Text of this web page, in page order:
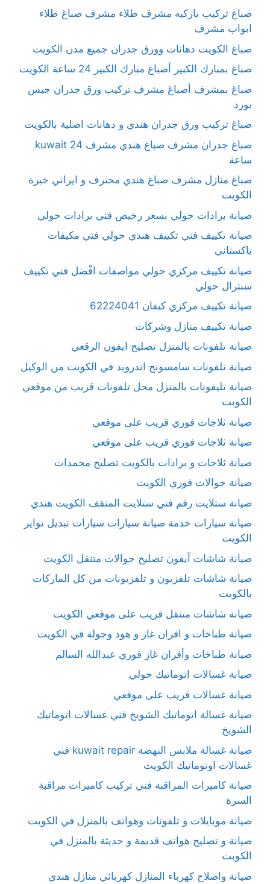
صباع تركيب باركيه مشرف طلاء مشرف صباغ طلاء
ابواب مشرف
صباغ الكويت دهانات وورق جدران جميع مدن الكويت
صباغ بمبارك الكبير أصباغ مبارك الكبير 24 ساعة الكويت
صباغ بمشرف أصباغ مشرف تركيب ورق جدران جبس
بورد
صباغ تركيب ورق جدران هندي و دهانات اصلية بالكويت
صباغ جدران مشرف صباغ هندي مشرف kuwait 24
ساعة
صباغ منازل مشرف صباغ هندي محترف و ايراني خبرة
الكويت
صيانة برادات حولي بسعر رخيص فني برادات حولي
صيانة تكييف فني تكييف هندي حولي فني مكيفات
باكستاني
صيانة تكييف مركزي حولي مواصفات افْضل فني تكييف
سنترال حولي
صيانة تكييف مركزي كيفان 62224041
صيانة تكييف منازل وشركات
صيانة تلفونات بالمنزل تصليح ايفون الرقعي
صيانة تلفونات سامسونج اندرويد في الكويت من الوكيل
صيانة تليفونات بالمنزل محل تلفونات قريب من موقعي
الكويت
صيانة ثلاجات فوري قريب على موقعي
صيانة ثلاجات فوري قريب على موقعي
صيانة ثلاجات و برادات بالكويت تصليح مجمدات
صيانة جوالات فوري الكويت
صيانة ستلايت رقم فني ستلايت المنقف الكويت هندي
صيانة سيارات خدمة صيانة سيارات سيارات تبديل تواير
الكويت
صيانة شاشات آيفون تصليح جوالات متنقل الكويت
صيانة شاشات تلفزيون و تلفزيونات من كل الماركات
بالكويت
صيانة شاشات متنقل قريب على موقعي الكويت
صيانة طباخات و افران غاز و هود وجولة في الكويت
صيانة طباخات وأفران غاز فوري عبدالله السالم
صيانة غسالات اتوماتيك حولي
صيانة غسالات قريب على موقعي
صيانة غسالة اتوماتيك الشويخ فني غسالات اتوماتيك
الشويخ
صيانة غسالة ملابس النهضة kuwait repair فني
غسالات اوتوماتيك الكويت
صيانة كاميرات المراقبة فني تركيب كاميرات مراقبة
السرة
صيانة موبايلات و تلفونات وهواتف بالمنزل في الكويت
صيانة و تصليح هواتف قديمة و حديثة بالمنزل في
الكويت
صيانة واصلاح كهرباء المنازل كهربائي منازل هندي